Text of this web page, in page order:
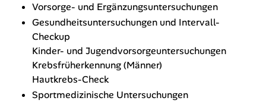
Vorsorge- und Ergänzungsuntersuchungen
Gesundheitsuntersuchungen und Intervall-
Checkup
Kinder- und Jugendvorsorgeuntersuchungen
Krebsfrüherkennung (Männer)
Hautkrebs-Check
Sportmedizinische Untersuchungen